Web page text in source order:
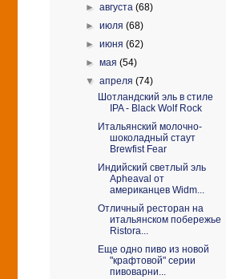
►августа(68)
►июля(68)
►июня(62)
►мая(54)
▼апреля(74)
Шотландский эль в стиле
IPA - Black Wolf Rock
Итальянский молочно-
шоколадный стаут
Brewfist Fear
Индийский светлый эль
Apheaval от
американцев Widm...
Отличный ресторан на
итальянском побережье
Ristora...
Еще одно пиво из новой
"крафтовой" серии
пивоварни...